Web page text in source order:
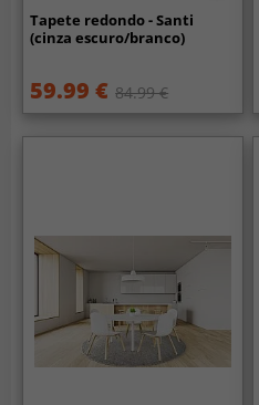
Tapete redondo - Santi
(cinza escuro/branco)
59.99 € 84.99 €